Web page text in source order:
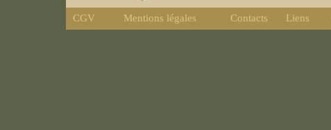
CGV Mentions légales Contacts Liens